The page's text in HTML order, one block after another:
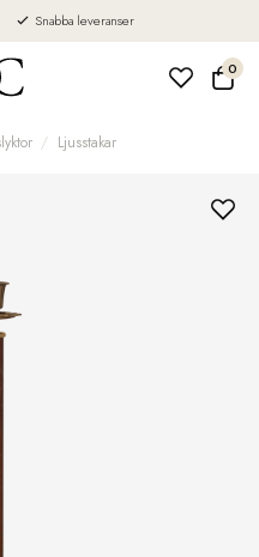
Snabba leveranser
0
Ljusstakar